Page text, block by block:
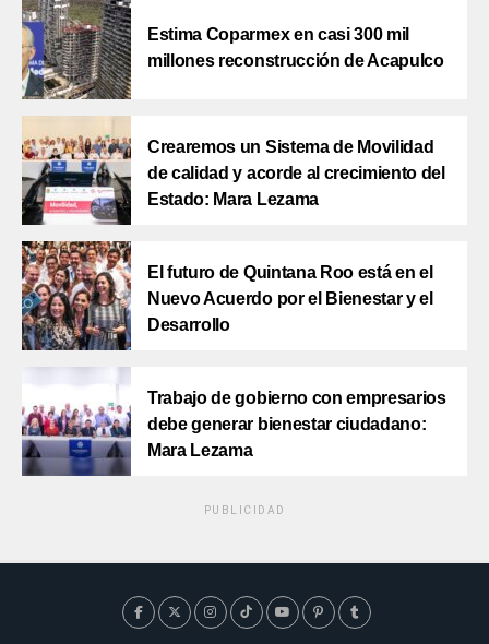
Estima Coparmex en casi 300 mil
millones reconstrucción de Acapulco
Crearemos un Sistema de Movilidad
de calidad y acorde al crecimiento del
Estado: Mara Lezama
El futuro de Quintana Roo está en el
Nuevo Acuerdo por el Bienestar y el
Desarrollo
Trabajo de gobierno con empresarios
debe generar bienestar ciudadano:
Mara Lezama
PUBLICIDAD